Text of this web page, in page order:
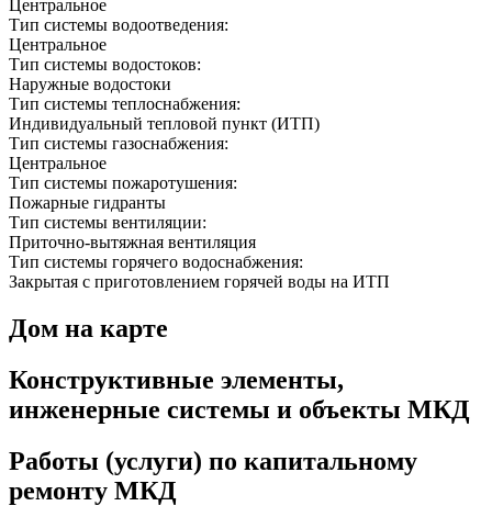
Центральное
Тип системы водоотведения:
Центральное
Тип системы водостоков:
Наружные водостоки
Тип системы теплоснабжения:
Индивидуальный тепловой пункт (ИТП)
Тип системы газоснабжения:
Центральное
Тип системы пожаротушения:
Пожарные гидранты
Тип системы вентиляции:
Приточно-вытяжная вентиляция
Тип системы горячего водоснабжения:
Закрытая с приготовлением горячей воды на ИТП
Дом на карте
Конструктивные элементы,
инженерные системы и объекты МКД
Работы (услуги) по капитальному
ремонту МКД